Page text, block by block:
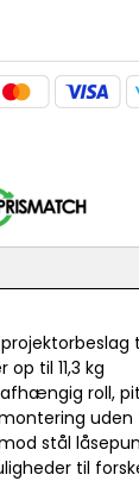
til 11,3 kg
roll,
stål
til